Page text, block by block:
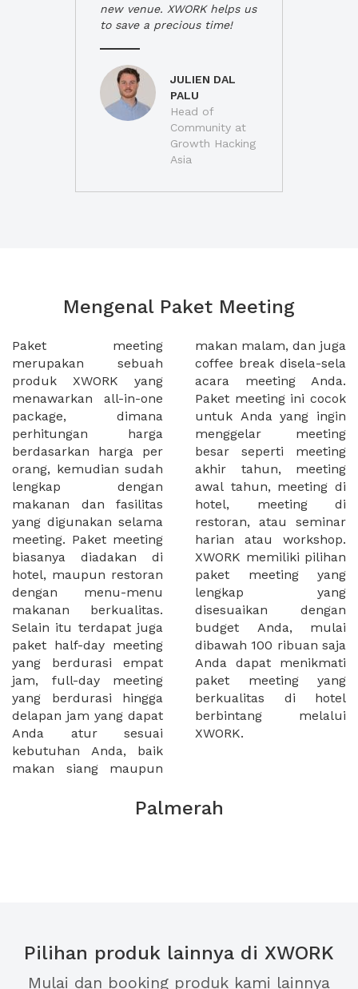
new venue. XWORK helps us
to save a precious time!
JULIEN DAL
PALU
Head of
Community at
Growth Hacking
Asia
Mengenal Paket Meeting
Paket meeting
merupakan sebuah
produk XWORK yang
menawarkan all-in-one
package, dimana
perhitungan harga
berdasarkan harga per
orang, kemudian sudah
lengkap dengan
makanan dan fasilitas
yang digunakan selama
meeting. Paket meeting
biasanya diadakan di
hotel, maupun restoran
dengan menu-menu
makanan berkualitas.
Selain itu terdapat juga
paket half-day meeting
yang berdurasi empat
jam, full-day meeting
yang berdurasi hingga
delapan jam yang dapat
Anda atur sesuai
kebutuhan Anda, baik
makan siang maupun
makan malam, dan juga
coffee break disela-sela
acara meeting Anda.
Paket meeting ini cocok
untuk Anda yang ingin
menggelar meeting
besar seperti meeting
akhir tahun, meeting
awal tahun, meeting di
hotel, meeting di
restoran, atau seminar
harian atau workshop.
XWORK memiliki pilihan
paket meeting yang
lengkap yang
disesuaikan dengan
budget Anda, mulai
dibawah 100 ribuan saja
Anda dapat menikmati
paket meeting yang
berkualitas di hotel
berbintang melalui
XWORK.
Palmerah
Pilihan produk lainnya di XWORK
Mulai dan booking produk kami lainnya